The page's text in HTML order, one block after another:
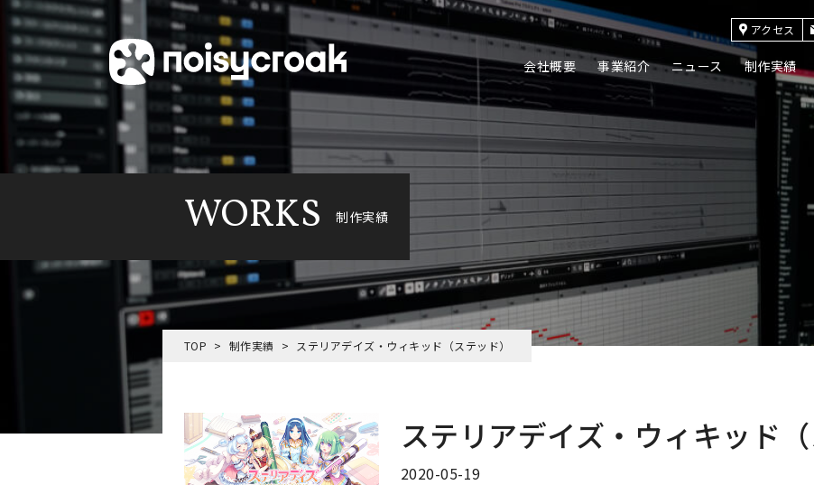
会社概要 事業紹介 ニュース 制作実績
アクセス
WORKS 制作実績
TOP 制作実績 ステリアデイズ・ウィキッド（ステッド）
ステリアデイズ・ウィキッド（
2020-05-19